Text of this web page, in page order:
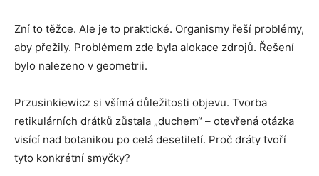
Zní to těžce. Ale je to praktické. Organismy řeší problémy,
aby přežily. Problémem zde byla alokace zdrojů. Řešení
bylo nalezeno v geometrii.
Przusinkiewicz si všímá důležitosti objevu. Tvorba
retikulárních drátků zůstala „duchem“ – otevřená otázka
visící nad botanikou po celá desetiletí. Proč dráty tvoří
tyto konkrétní smyčky?